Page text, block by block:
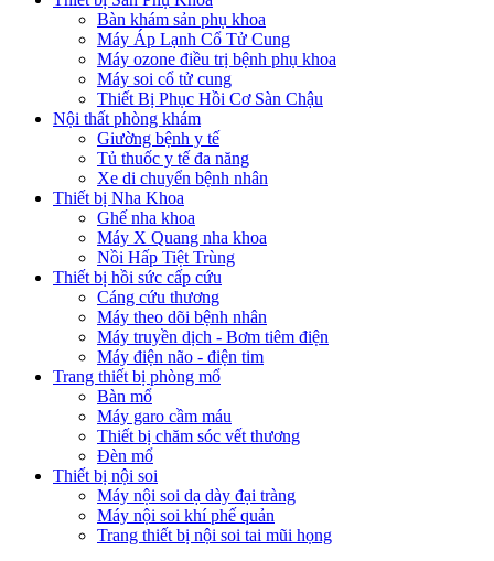
Bàn khám sản phụ khoa
Máy Áp Lạnh Cổ Tử Cung
Máy ozone điều trị bệnh phụ khoa
Máy soi cổ tử cung
Thiết Bị Phục Hồi Cơ Sàn Chậu
Nội thất phòng khám
Giường bệnh y tế
Tủ thuốc y tế đa năng
Xe di chuyển bệnh nhân
Thiết bị Nha Khoa
Ghế nha khoa
Máy X Quang nha khoa
Nồi Hấp Tiệt Trùng
Thiết bị hồi sức cấp cứu
Cáng cứu thương
Máy theo dõi bệnh nhân
Máy truyền dịch - Bơm tiêm điện
Máy điện não - điện tim
Trang thiết bị phòng mổ
Bàn mổ
Máy garo cầm máu
Thiết bị chăm sóc vết thương
Đèn mổ
Thiết bị nội soi
Máy nội soi dạ dày đại tràng
Máy nội soi khí phế quản
Trang thiết bị nội soi tai mũi họng